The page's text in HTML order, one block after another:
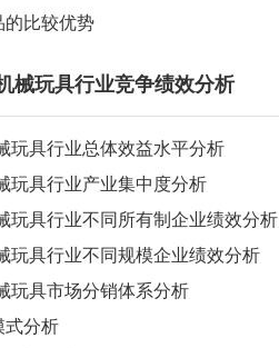
的比较优势
械玩具行业竞争绩效分析
玩具行业总体效益水平分析
玩具行业产业集中度分析
玩具行业不同所有制企业绩效分析
玩具行业不同规模企业绩效分析
玩具市场分销体系分析
式分析